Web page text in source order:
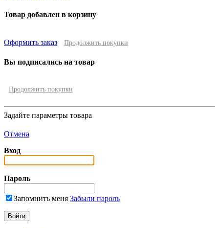
Товар добавлен в корзину
Оформить заказ Продолжить покупки
Вы подписались на товар
Продолжить покупки
Задайте параметры товара
Отмена
Вход
Пароль
Запомнить меня Забыли пароль